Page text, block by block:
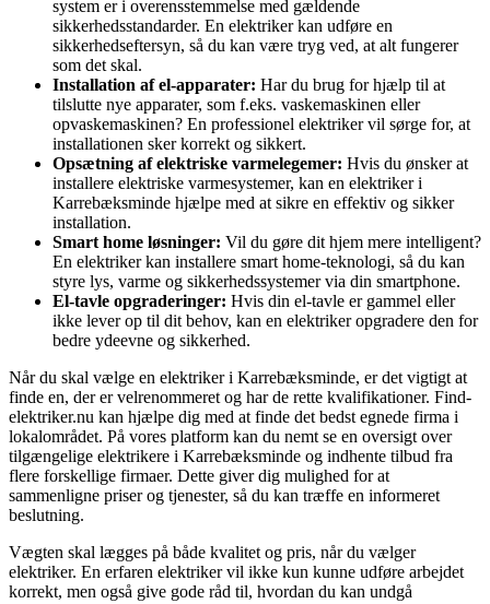
system er i overensstemmelse med gældende
sikkerhedsstandarder. En elektriker kan udføre en
sikkerhedseftersyn, så du kan være tryg ved, at alt fungerer
som det skal.
Installation af el-apparater: Har du brug for hjælp til at
tilslutte nye apparater, som f.eks. vaskemaskinen eller
opvaskemaskinen? En professionel elektriker vil sørge for, at
installationen sker korrekt og sikkert.
Opsætning af elektriske varmelegemer: Hvis du ønsker at
installere elektriske varmesystemer, kan en elektriker i
Karrebæksminde hjælpe med at sikre en effektiv og sikker
installation.
Smart home løsninger: Vil du gøre dit hjem mere intelligent?
En elektriker kan installere smart home-teknologi, så du kan
styre lys, varme og sikkerhedssystemer via din smartphone.
El-tavle opgraderinger: Hvis din el-tavle er gammel eller
ikke lever op til dit behov, kan en elektriker opgradere den for
bedre ydeevne og sikkerhed.
Når du skal vælge en elektriker i Karrebæksminde, er det vigtigt at
finde en, der er velrenommeret og har de rette kvalifikationer. Find-
elektriker.nu kan hjælpe dig med at finde det bedst egnede firma i
lokalområdet. På vores platform kan du nemt se en oversigt over
tilgængelige elektrikere i Karrebæksminde og indhente tilbud fra
flere forskellige firmaer. Dette giver dig mulighed for at
sammenligne priser og tjenester, så du kan træffe en informeret
beslutning.
Vægten skal lægges på både kvalitet og pris, når du vælger
elektriker. En erfaren elektriker vil ikke kun kunne udføre arbejdet
korrekt, men også give gode råd til, hvordan du kan undgå